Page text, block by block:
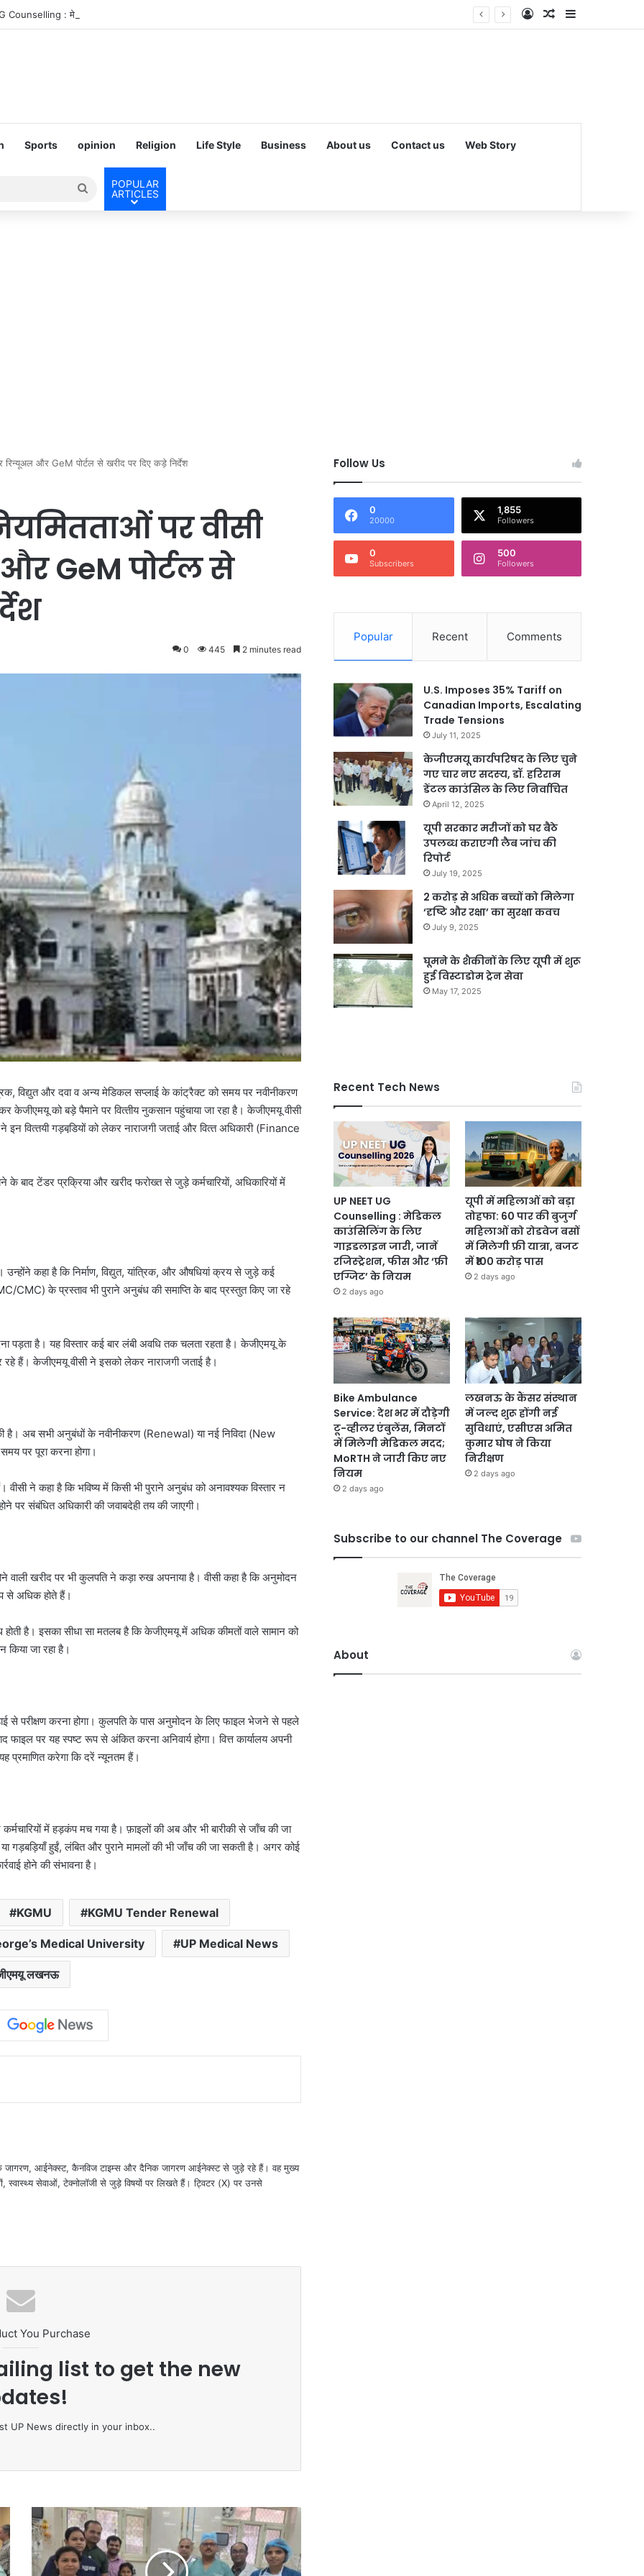
Counselling : मेडिकल काउंसिलिंग के लिए गाइडलाइन जारी, जानें रजिस्ट्रेशन, फीस और ‘फ्री एग्जिट’ के नियम Log InRandom Article
Sports opinion Religion Life Style Business About us Contact us Web Story
Search
for
POPULAR
ARTICLES
रिन्यूअल और GeM पोर्टल से खरीद पर दिए कड़े निर्देश
पर वीसी
GeM पोर्टल से
0 445 2 minutes read
विद्युत और दवा व अन्‍य मेडिकल सप्‍लाई के कांट्रैक्‍ट को समय पर नवीनीकरण
को बड़े पैमाने पर वित्‍तीय नुकसान पहुंचाया जा रहा है। केजीएमयू वीसी
इन वित्‍तयी गड़बडि़यों को लेकर नाराजगी जताई और वित्‍त अधिकारी (Finance
बाद टेंडर प्रक्रिया और खरीद फरोख्‍त से जुड़े कर्मचारियाें, अधिकारियों में
कहा है कि निर्माण, विद्युत, यांत्रिक, और औषधियां क्रय से जुड़े कई
CMC) के प्रस्ताव भी पुराने अनुबंध की समाप्ति के बाद प्रस्तुत किए जा रहे
पड़ता है। यह विस्तार कई बार लंबी अवधि तक चलता रहता है। केजीएमयू के
हैं। केजीएमयू वीसी ने इसको लेकर नाराजगी जताई है।
है। अब सभी अनुबंधों के नवीनीकरण (Renewal) या नई निविदा (New
पर पूरा करना होगा।
वीसी ने कहा है कि भविष्य में किसी भी पुराने अनुबंध को अनावश्यक विस्तार न
पर संबंधित अधिकारी की जवाबदेही तय की जाएगी।
वाली खरीद पर भी कुलपति ने कड़ा रुख अपनाया है। वीसी कहा है कि अनुमोदन
से अधिक होते हैं।
होती है। इसका सीधा सा मतलब है कि केजीएमयू में अधिक कीमतों वाले सामान को
जा रहा है।
से परीक्षण करना होगा। कुलपति के पास अनुमोदन के लिए फाइल भेजने से पहले
पर यह स्पष्ट रूप से अंकित करना अनिवार्य होगा। वित्त कार्यालय अपनी
करेगा कि दरें न्यूनतम हैं।
में हड़कंप मच गया है।फ़ाइलों की अब और भी बारीकी से जाँच की जा
गड़बड़ियाँ हुईं, लंबित और पुराने मामलों की भी जाँच की जा सकती है। अगर कोई
होने की संभावना है।
KGMU KGMU Tender Renewal
Medical University UP Medical News
लखनऊ
आईनेक्‍स्‍ट, कैनविज टाइम्‍स और दैनिक जागरण आईनेक्‍स्‍ट से जुड़े रहे हैं। वह मुख्य
स्वास्थ्य सेवाओं, टेक्‍नोलॉजी से जुड़े विषयों पर लिखते हैं। ट्विटर (X) पर उनसे
You Purchase
list to get the new
UP News directly in your inbox..
1
0
कि
लो
Follow Us
0
20000
1,855
Followers
0
Subscribers
500
Followers
Popular Recent Comments
U.S. Imposes 35% Tariff on
Canadian Imports, Escalating
Trade Tensions
July 11, 2025
केजीएमयू कार्यपरिषद के लिए चुने
गए चार नए सदस्‍य, डॉ. हरिराम
डेंटल काउंसिल के लिए निर्वाचित
April 12, 2025
यूपी सरकार मरीजों को घर बैठे
उपलब्ध कराएगी लैब जांच की
रिपोर्ट
July 19, 2025
2 करोड़ से अधिक बच्चों को मिलेगा
‘दृष्टि और रक्षा’ का सुरक्षा कवच
July 9, 2025
घूमने के शैकीनों के लिए यूपी में शुरू
हुई विस्टाडोम ट्रेन सेवा
May 17, 2025
Recent Tech News
UP NEET UG
Counselling : मेडिकल
काउंसिलिंग के लिए
गाइडलाइन जारी, जानें
रजिस्ट्रेशन, फीस और ‘फ्री
एग्जिट’ के नियम
2 days ago
यूपी में महिलाओं को बड़ा
तोहफा: 60 पार की बुजुर्ग
महिलाओं को रोडवेज बसों
में मिलेगी फ्री यात्रा, बजट
में ₹100 करोड़ पास
2 days ago
Bike Ambulance
Service: देश भर में दौड़ेगी
टू-व्हीलर एंबुलेंस, मिनटों
में मिलेगी मेडिकल मदद;
MoRTH ने जारी किए नए
नियम
2 days ago
लखनऊ के कैंसर संस्थान
में जल्द शुरू होंगी नई
सुविधाएं, एसीएस अमित
कुमार घोष ने किया
निरीक्षण
2 days ago
Subscribe to our channel The Coverage
About